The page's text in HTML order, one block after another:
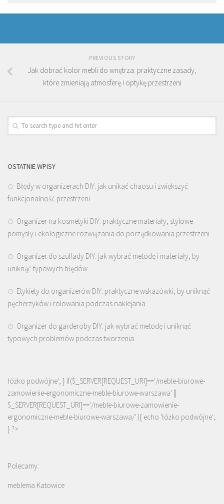
PREVIOUS STORY
Jak dobrać kolor mebli do wnętrza: praktyczne zasady,
które zmieniają atmosferę i optykę przestrzeni
OSTATNIE WPISY
Błędy w organizerach DIY: jak unikać chaosu i zwiększyć
funkcjonalność przestrzeni
Organizer na kosmetyki DIY: praktyczne materiały, stylowe
pomysły i ekologiczne rozwiązania do porządkowania przestrzeni
Organizer do szuflady DIY: jak wybrać metodę i materiały, by
uniknąć typowych błędów
Etykiety do organizerów DIY: praktyczne wskazówki, by uniknąć
pęcherzyków i rolowania podczas naklejania
Organizer do garderoby DIY: jak wybrać metodę i uniknąć
typowych problemów podczas tworzenia
łóżko podwójne'; } if($_SERVER[REQUEST_URI]=='/meble-biurowe-
zamowienie-ergonomiczne-meble-biurowe-warszawa' ||
$_SERVER[REQUEST_URI]=='/meble-biurowe-zamowienie-
ergonomiczne-meble-biurowe-warszawa/' ){ echo 'łóżko podwójne';
} ?>
Polecamy:
meblema Katowice